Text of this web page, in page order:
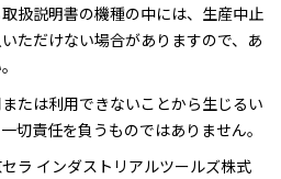
扱説明書の機種の中には、生産中止
ただけない場合がありますので、あ
たは利用できないことから生じるい
切責任を負うものではありません。
ラ インダストリアルツールズ株式